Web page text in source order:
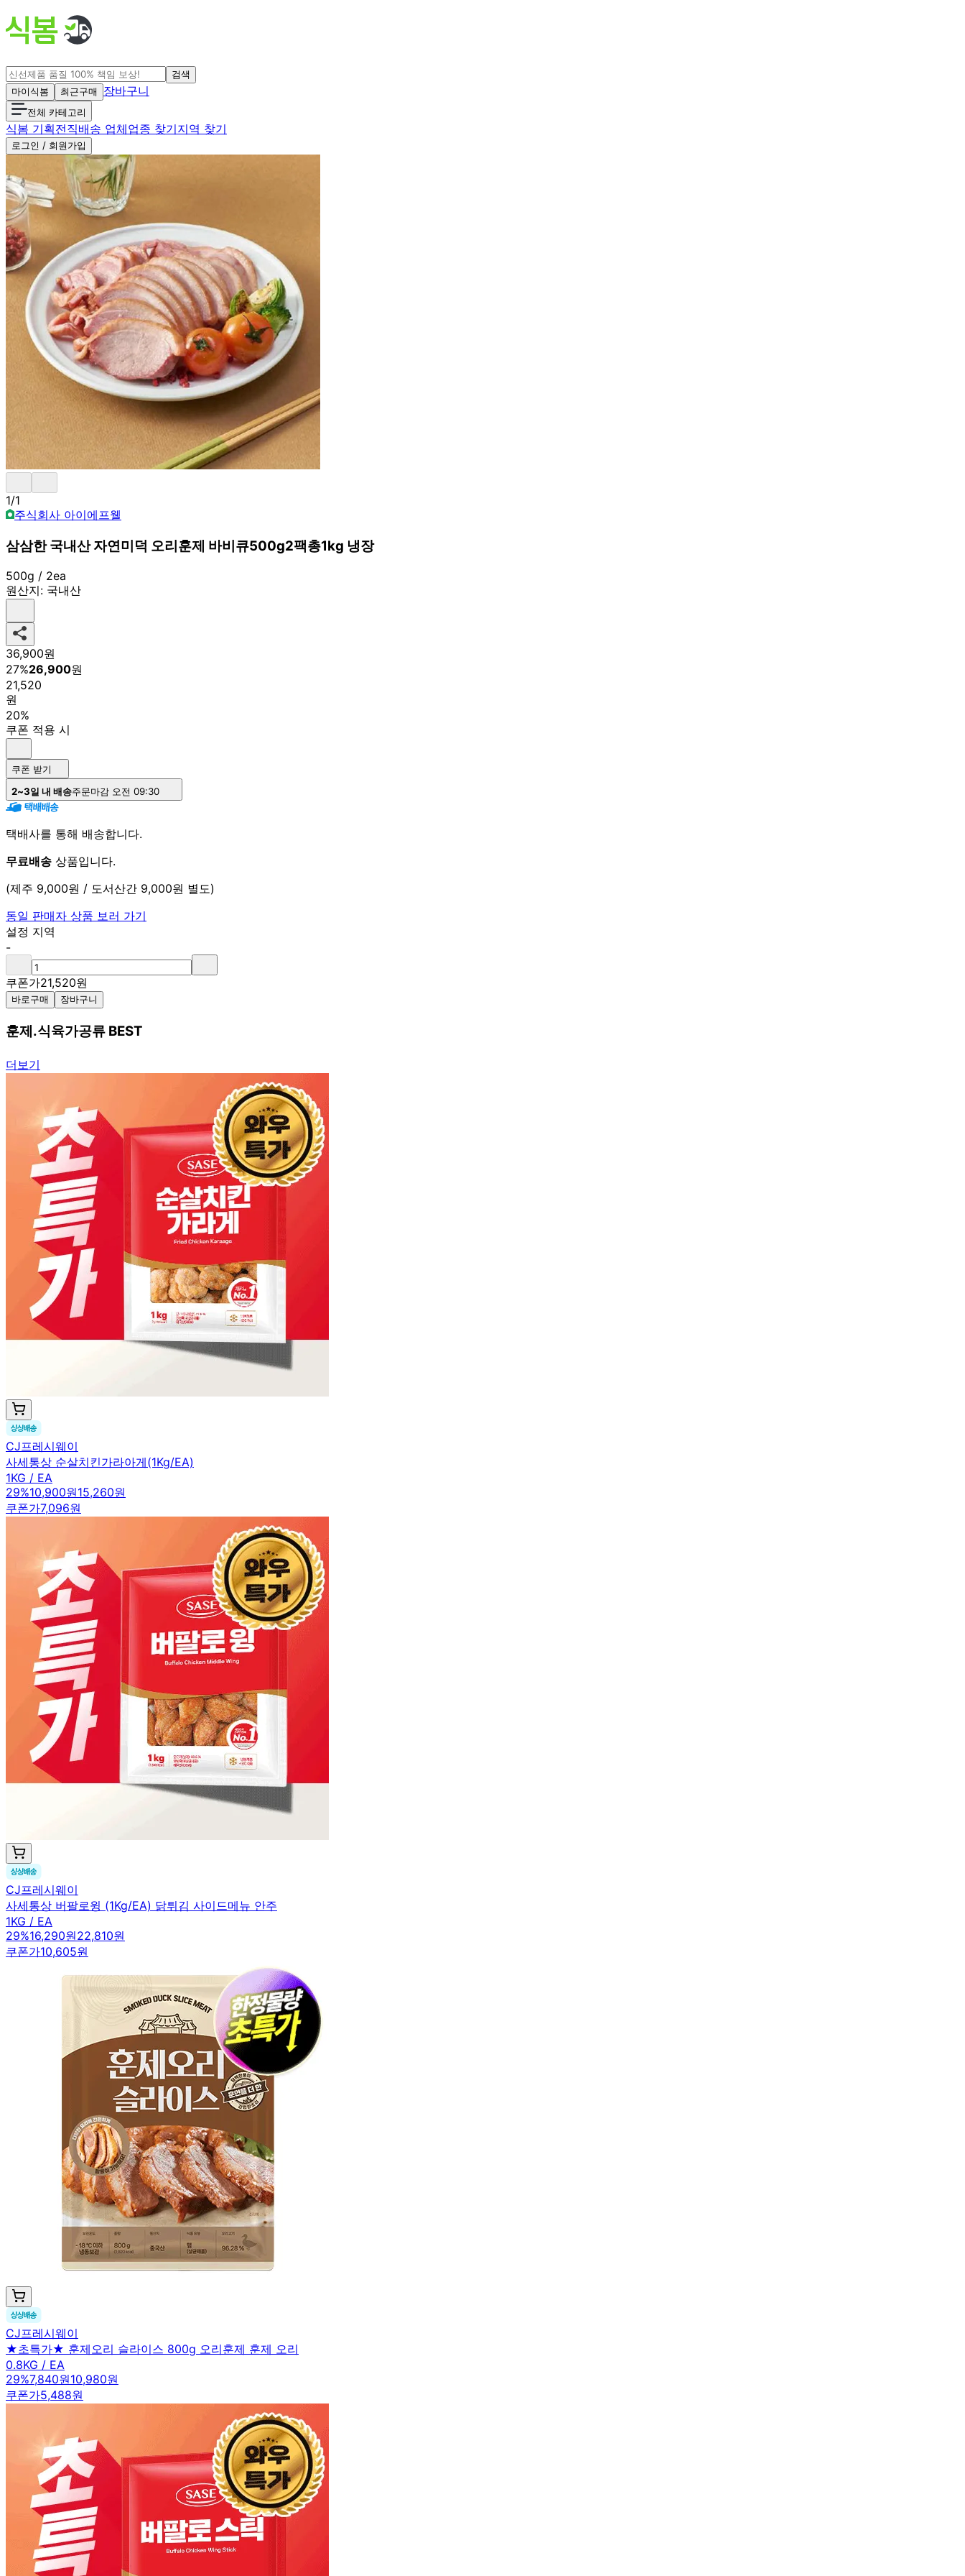
검색
마이식봄
최근구매 장바구니
전체 카테고리
식봄 기획전직배송 업체업종 찾기지역 찾기
로그인 / 회원가입
1/1
주식회사 아이에프웰
삼삼한 국내산 자연미덕 오리훈제 바비큐500g2팩총1kg 냉장
500g / 2ea
원산지: 국내산
36,900원
27%26,900원
21,520
원
20%
쿠폰 적용 시
쿠폰 받기
2~3일 내 배송주문마감 오전 09:30
택배사를 통해 배송합니다.
무료배송 상품입니다.
(제주 9,000원 / 도서산간 9,000원 별도)
동일 판매자 상품 보러 가기
설정 지역
-
쿠폰가21,520원
바로구매 장바구니
훈제.식육가공류 BEST
더보기
CJ프레시웨이
사세통상 순살치킨가라아게(1Kg/EA)
1KG / EA
29%10,900원15,260원
쿠폰가7,096원
CJ프레시웨이
사세통상 버팔로윙 (1Kg/EA) 닭튀김 사이드메뉴 안주
1KG / EA
29%16,290원22,810원
쿠폰가10,605원
CJ프레시웨이
★초특가★ 훈제오리 슬라이스 800g 오리훈제 훈제 오리
0.8KG / EA
29%7,840원10,980원
쿠폰가5,488원